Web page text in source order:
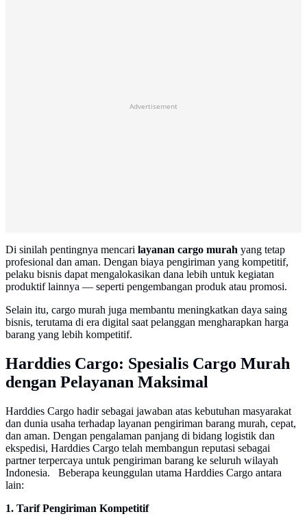
Advertisement
Di sinilah pentingnya mencari layanan cargo murah yang tetap
profesional dan aman. Dengan biaya pengiriman yang kompetitif,
pelaku bisnis dapat mengalokasikan dana lebih untuk kegiatan
produktif lainnya — seperti pengembangan produk atau promosi.
Selain itu, cargo murah juga membantu meningkatkan daya saing
bisnis, terutama di era digital saat pelanggan mengharapkan harga
barang yang lebih kompetitif.
Harddies Cargo: Spesialis Cargo Murah
dengan Pelayanan Maksimal
Harddies Cargo hadir sebagai jawaban atas kebutuhan masyarakat
dan dunia usaha terhadap layanan pengiriman barang murah, cepat,
dan aman. Dengan pengalaman panjang di bidang logistik dan
ekspedisi, Harddies Cargo telah membangun reputasi sebagai
partner terpercaya untuk pengiriman barang ke seluruh wilayah
Indonesia. Beberapa keunggulan utama Harddies Cargo antara
lain:
1. Tarif Pengiriman Kompetitif